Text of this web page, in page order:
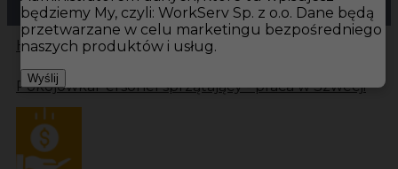
Hotistin Oferty pracyPokojówka Karlsborg
PokojówkaPersonel sprzątający - praca w Szwecji
będziemy My, czyli: WorkServ Sp. z o.o. Dane będą
przetwarzane w celu marketingu bezpośredniego
naszych produktów i usług.
Wyślij